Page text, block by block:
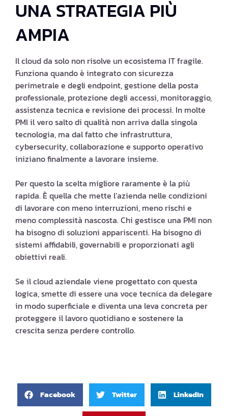
UNA STRATEGIA PIÙ
AMPIA
Il cloud da solo non risolve un ecosistema IT fragile.
Funziona quando è integrato con sicurezza
perimetrale e degli endpoint, gestione della posta
professionale, protezione degli accessi, monitoraggio,
assistenza tecnica e revisione dei processi. In molte
PMI il vero salto di qualità non arriva dalla singola
tecnologia, ma dal fatto che infrastruttura,
cybersecurity, collaborazione e supporto operativo
iniziano finalmente a lavorare insieme.
Per questo la scelta migliore raramente è la più
rapida. È quella che mette l’azienda nelle condizioni
di lavorare con meno interruzioni, meno rischi e
meno complessità nascosta. Chi gestisce una PMI non
ha bisogno di soluzioni appariscenti. Ha bisogno di
sistemi affidabili, governabili e proporzionati agli
obiettivi reali.
Se il cloud aziendale viene progettato con questa
logica, smette di essere una voce tecnica da delegare
in modo superficiale e diventa una leva concreta per
proteggere il lavoro quotidiano e sostenere la
crescita senza perdere controllo.
Facebook Twitter LinkedIn